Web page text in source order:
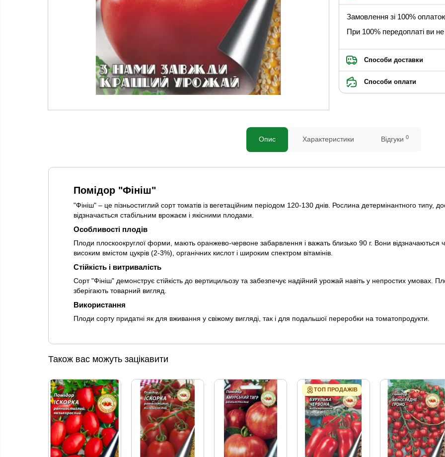
Замовлення зі 100%
При 100% передоплаті ви
Способи доставки
Способи оплати
Опис Характеристики Відгуки 0
Помідор "Фініш"
"Фініш" – це пізньостиглий сорт томатів із вегетаційним періодом 120-130 днів. Рослина детермінантного типу,
відзначається стабільним врожаєм і якісними плодами.
Особливості плодів
Плоди плоскоокруглої форми, мають оранжево-червоне забарвлення і важать близько 90 г. Вони
високим вмістом цукрів (2-3%), органічних кислот і широким спектром вітамінів.
Стійкість і витривалість
Сорт "Фініш" демонструє стійкість до вертицильозу та забезпечує надійний урожай навіть у непростих умовах.
зберігають товарний вигляд.
Використання
Плоди сорту придатні як для вживання у свіжому вигляді, так і для подальшої переробки на томатопродукти.
Також вас можуть зацікавити
ТОП ПРОДАЖІВ